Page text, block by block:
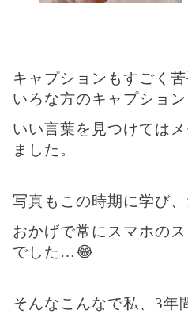
キャプションもすごく
いろな方のキャプション
いい言葉を見つけては
ました。
写真もこの時期に学び、
おかげで常にスマホの
でした…😂
そんなこんなで私、3年